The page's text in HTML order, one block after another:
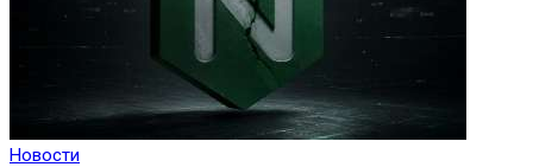
Новости